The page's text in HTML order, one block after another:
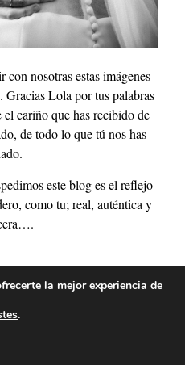
nosotras estas imágenes
Gracias Lola por tus palabras
el cariño que has recibido de
de todo lo que tú nos has
este blog es el reflejo
como tu; real, auténtica y
la mejor experiencia de
.